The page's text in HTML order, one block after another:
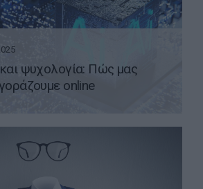
ψυχολογία: Πώς μας
online